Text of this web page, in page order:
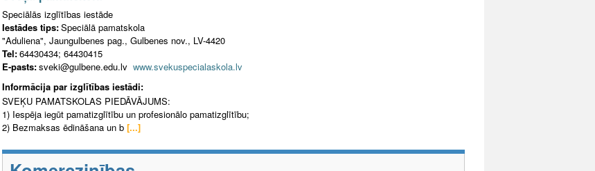
Speciālās izglītības iestāde
Iestādes tips:Speciālā pamatskola
"Aduliena", Jaungulbenes pag., Gulbenes nov., LV-4420
Tel:64430434; 64430415
E-pasts:sveki@gulbene.edu.lv www.svekuspecialaskola.lv
Informācija par izglītības iestādi:
SVEĶU PAMATSKOLAS PIEDĀVĀJUMS:
1) Iespēja iegūt pamatizglītību un profesionālo pamatizglītību;
2) Bezmaksas ēdināšana un b [...]